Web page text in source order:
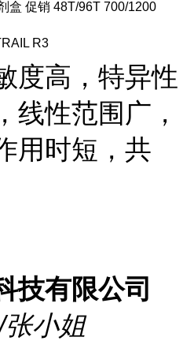
盒 促销 48T/96T 700/1200
R3
度高，特异性
线性范围广，
用时短，共
技有限公司
小姐